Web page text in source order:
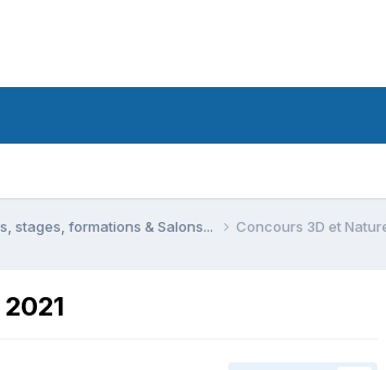
stages, formations & Salons... Concours 3D et